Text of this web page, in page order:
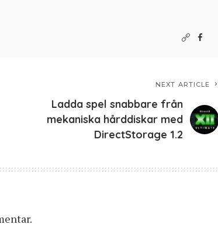
NEXT ARTICLE
Ladda spel snabbare från
mekaniska hårddiskar med
DirectStorage 1.2